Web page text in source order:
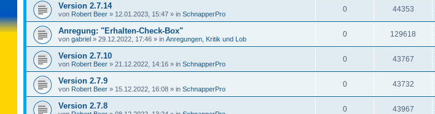
Version 2.7.14
von Robert Beer » 12.01.2023, 15:47 » in SchnapperPro
0 44353
Anregung: "Erhalten-Check-Box"
von gabriel » 29.12.2022, 17:46 » in Anregungen, Kritik und Lob
0 129618
Version 2.7.10
von Robert Beer » 21.12.2022, 14:16 » in SchnapperPro
0 43767
Version 2.7.9
von Robert Beer » 15.12.2022, 16:08 » in SchnapperPro
0 43732
Version 2.7.8 0 43967